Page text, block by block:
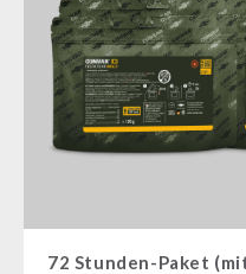
72 Stunden-Paket